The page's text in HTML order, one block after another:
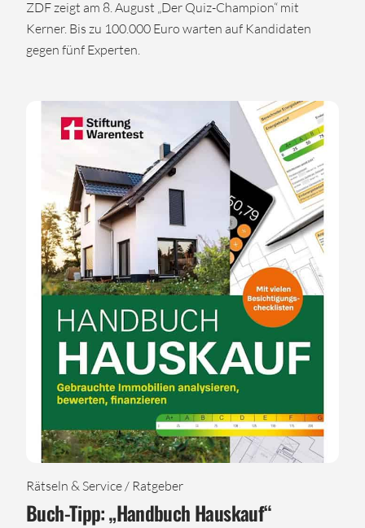
ZDF zeigt am 8. August „Der Quiz-Champion“ mit
Kerner. Bis zu 100.000 Euro warten auf Kandidaten
gegen fünf Experten.
Rätseln & Service / Ratgeber
Buch-Tipp: „Handbuch Hauskauf“